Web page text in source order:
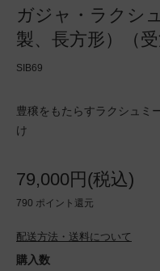
ガジャ・ラクシ
製、長方形）（受
SIB69
豊穣をもたらすラクシュミ
け
79,000円(税込)
790 ポイント還元
配送方法・送料について
購入数